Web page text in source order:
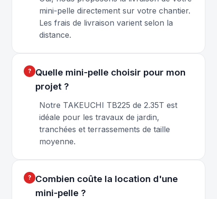
mini-pelle directement sur votre chantier.
Les frais de livraison varient selon la
distance.
Quelle mini-pelle choisir pour mon
projet ?
Notre TAKEUCHI TB225 de 2.35T est
idéale pour les travaux de jardin,
tranchées et terrassements de taille
moyenne.
Combien coûte la location d'une
mini-pelle ?